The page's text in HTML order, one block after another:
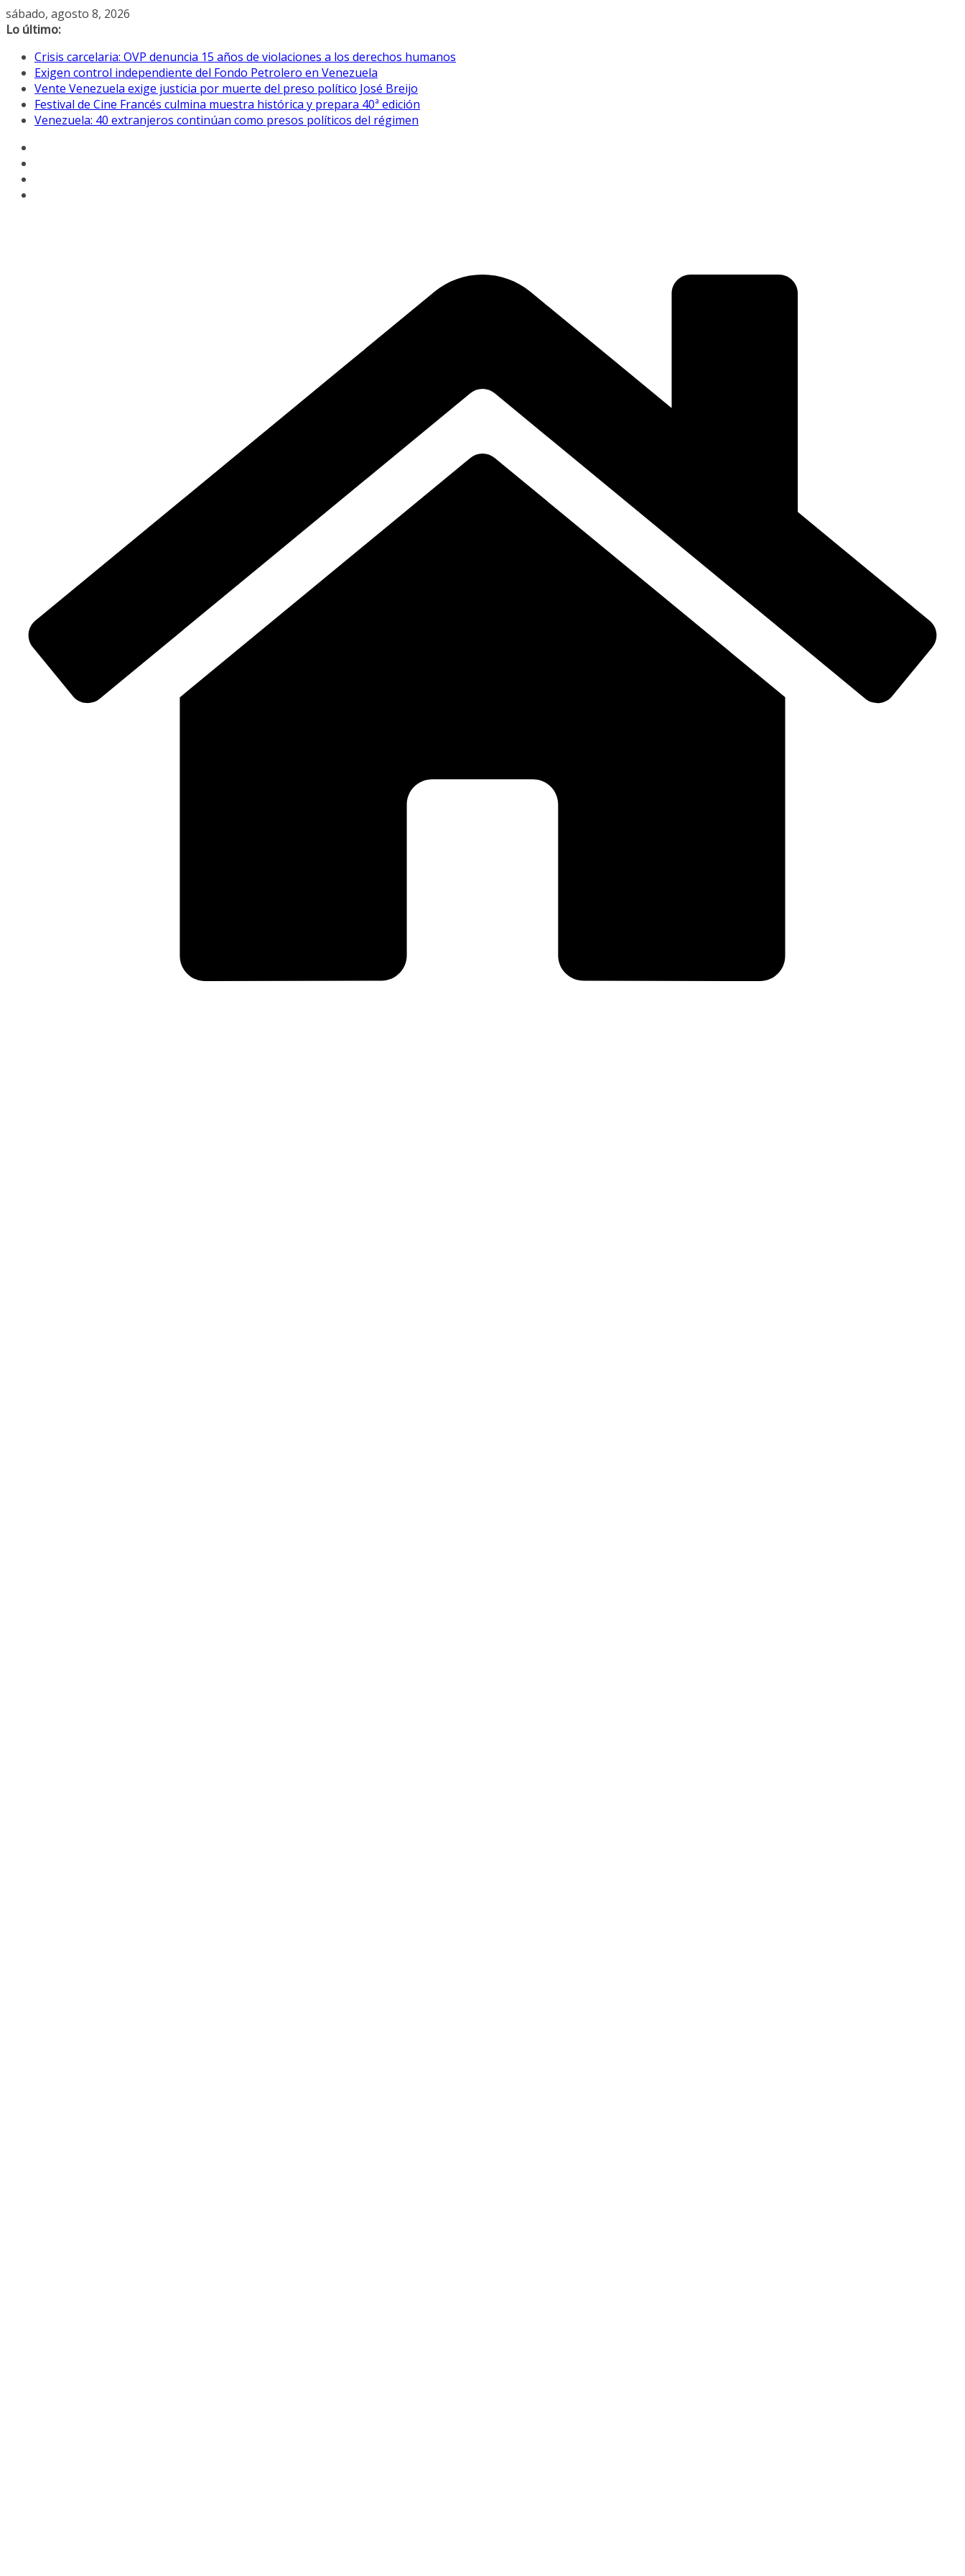
Saltar
al
sábado, agosto 8, 2026
Lo último:
Crisis carcelaria: OVP denuncia 15 años de violaciones a los derechos humanos
Exigen control independiente del Fondo Petrolero en Venezuela
Vente Venezuela exige justicia por muerte del preso político José Breijo
Festival de Cine Francés culmina muestra histórica y prepara 40ª edición
Venezuela: 40 extranjeros continúan como presos políticos del régimen